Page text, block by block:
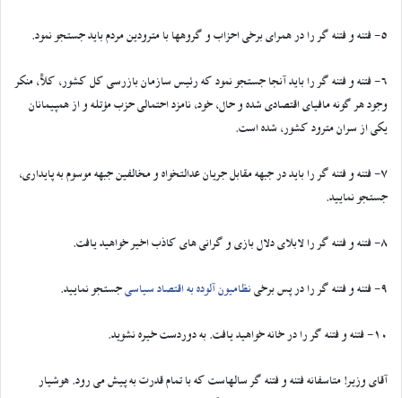
5- فتنه و فتنه گر را در همرای برخی احزاب و گروهها با مترودین مردم باید جستجو نمود.
6- فتنه و فتنه گر را باید آنجا جستجو نمود که رئیس سازمان بازرسی کل کشور، کلاً، منکر
وجود هر گونه مافیای اقتصادی شده و حال، خود، نامزد احتمالی حزب مؤتله و از همپیمانان
یکی از سران مترود کشور، شده است.
7- فتنه و فتنه گر را باید در جبهه مقابل جریان عدالتخواه و مخالفین جبهه موسوم به پایداری،
جستجو نمایید.
8- فتنه و فتنه گر را لابلای دلال بازی و گرانی های کاذب اخیر خواهید یافت.
9- فتنه و فتنه گر را در پس برخی نظامیون آلوده به اقتصاد سیاسی جستجو نمایید.
10- فتنه و فتنه گر را در خانه خواهید یافت. به دوردست خیره نشوید.
آقای وزیر! متاسفانه فتنه و فتنه گر سالهاست که با تمام قدرت به پیش می رود. هوشیار